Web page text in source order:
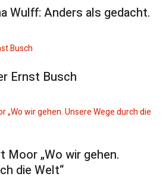
Wulff: Anders als gedacht.
Ernst Busch
Moor „Wo wir gehen.
die Welt“